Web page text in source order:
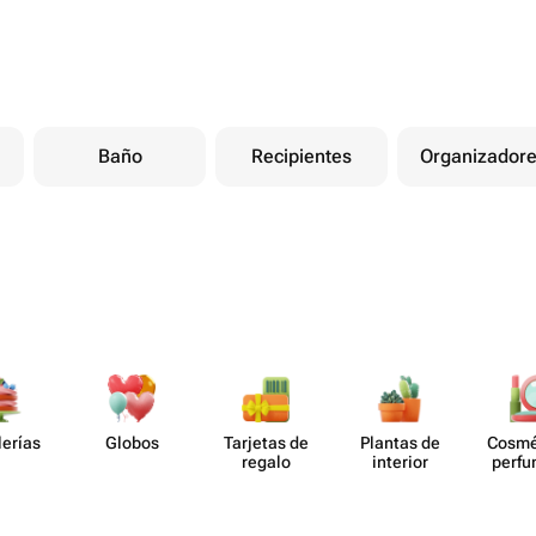
Baño Recipientes
Globos
Tarjetas de
regalo
Plantas de
interior